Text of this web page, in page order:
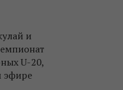
и
U-20,
эфире